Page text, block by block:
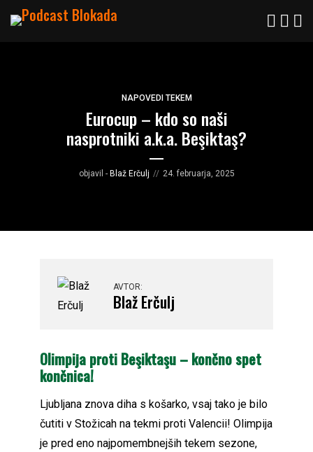
NAPOVEDI TEKEM
Eurocup – kdo so naši
nasprotniki a.k.a. Beşiktaş?
objavil - Blaž Erčulj 24. februarja, 2025
AVTOR:
Blaž Erčulj
Olimpija proti Beşiktaşu – končno spet
končnica!
Ljubljana znova diha s košarko, vsaj tako je bilo
čutiti v Stožicah na tekmi proti Valencii! Olimpija
je pred eno najpomembnejših tekem sezone,